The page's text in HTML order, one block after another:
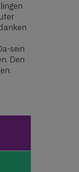
sein
Den